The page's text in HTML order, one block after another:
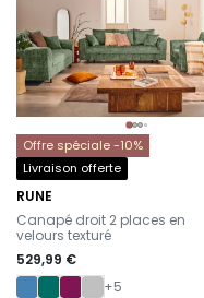
Offre spéciale -10%
Livraison offerte
RUNE
-
Canapé droit 2 places en
velours texturé
529,99 €
+5